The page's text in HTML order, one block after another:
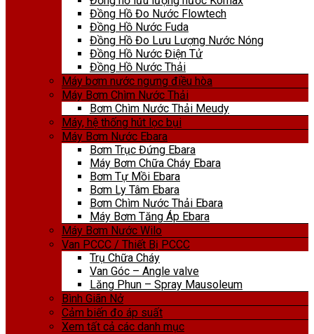
Đồng Hồ Đo Nước Flowtech
Đồng Hồ Nước Fuda
Đồng Hồ Đo Lưu Lượng Nước Nóng
Đồng Hồ Nước Điện Tử
Đồng Hồ Nước Thải
Máy bơm nước ngưng điều hòa
Máy Bơm Chìm Nước Thải
Bơm Chìm Nước Thải Meudy
Máy, hệ thống hút lọc bụi
Máy Bơm Nước Ebara
Bơm Trục Đứng Ebara
Máy Bơm Chữa Cháy Ebara
Bơm Tự Mồi Ebara
Bơm Ly Tâm Ebara
Bơm Chìm Nước Thải Ebara
Máy Bơm Tăng Áp Ebara
Máy Bơm Nước Wilo
Van PCCC / Thiết Bị PCCC
Trụ Chữa Cháy
Van Góc – Angle valve
Lăng Phun – Spray Mausoleum
Bình Giãn Nở
Cảm biến đo áp suất
Xem tất cả các danh mục